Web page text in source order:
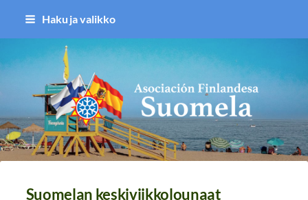
Siirry
sivun
sisältöön
Haku ja valikko
Asociación Finlandesa Suomela
Suomelan keskiviikkolounaat